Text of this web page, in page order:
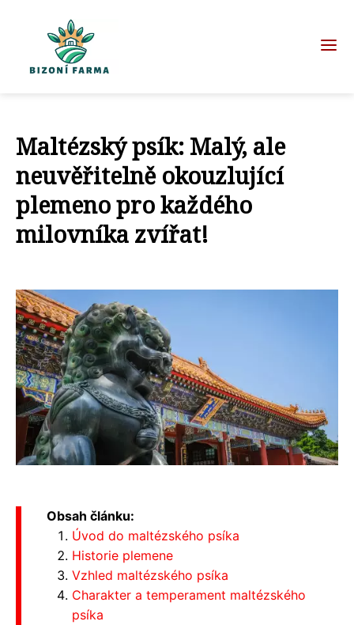
Maltézský psík: Malý, ale
neuvěřitelně okouzlující
plemeno pro každého
milovníka zvířat!
Obsah článku:
Úvod do maltézského psíka
Historie plemene
Vzhled maltézského psíka
Charakter a temperament maltézského
psíka